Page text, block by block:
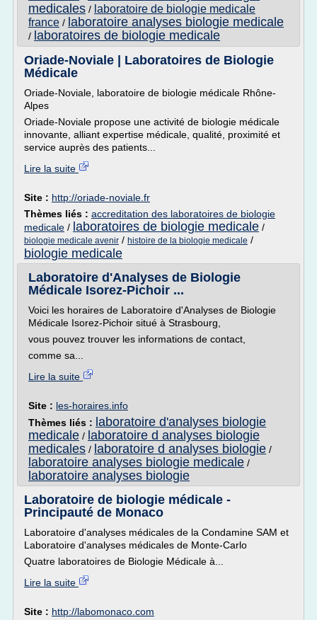
medicales / laboratoire de biologie medicale
france / laboratoire analyses biologie medicale
/ laboratoires de biologie medicale
Oriade-Noviale | Laboratoires de Biologie
Médicale
Oriade-Noviale, laboratoire de biologie médicale Rhône-
Alpes
Oriade-Noviale propose une activité de biologie médicale
innovante, alliant expertise médicale, qualité, proximité et
service auprès des patients...
Lire la suite
Site : http://oriade-noviale.fr
Thèmes liés : accreditation des laboratoires de biologie
medicale / laboratoires de biologie medicale /
biologie medicale avenir / histoire de la biologie medicale /
biologie medicale
Laboratoire d'Analyses de Biologie
Médicale Isorez-Pichoir ...
Voici les horaires de Laboratoire d'Analyses de Biologie
Médicale Isorez-Pichoir situé à Strasbourg,
vous pouvez trouver les informations de contact,
comme sa...
Lire la suite
Site : les-horaires.info
Thèmes liés : laboratoire d'analyses biologie
medicale / laboratoire d analyses biologie
medicales / laboratoire d analyses biologie /
laboratoire analyses biologie medicale /
laboratoire analyses biologie
Laboratoire de biologie médicale -
Principauté de Monaco
Laboratoire d'analyses médicales de la Condamine SAM et
Laboratoire d'analyses médicales de Monte-Carlo
Quatre laboratoires de Biologie Médicale à...
Lire la suite
Site : http://labomonaco.com